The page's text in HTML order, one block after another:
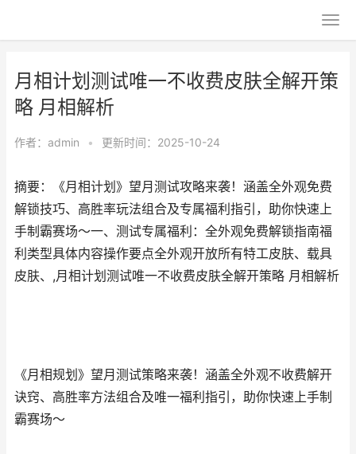
月相计划测试唯一不收费皮肤全解开策
略 月相解析
作者： admin • 更新时间：2025-10-24
摘要：《月相计划》望月测试攻略来袭！涵盖全外观免费
解锁技巧、高胜率玩法组合及专属福利指引，助你快速上
手制霸赛场～一、测试专属福利：全外观免费解锁指南福
利类型具体内容操作要点全外观开放所有特工皮肤、载具
皮肤、,月相计划测试唯一不收费皮肤全解开策略 月相解析
《月相规划》望月测试策略来袭！涵盖全外观不收费解开
诀窍、高胜率方法组合及唯一福利指引，助你快速上手制
霸赛场～